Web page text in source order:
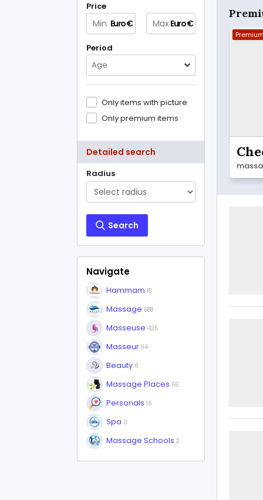
Price
Euro € Euro €
Period
Age
Only items with picture
Only premium items
Detailed search
Radius
Search
Navigate
Hammam 18
Massage 688
Masseuse 425
Masseur 114
Beauty 6
Massage Places 65
Personals 16
Spa 0
Massage Schools 2
Premium